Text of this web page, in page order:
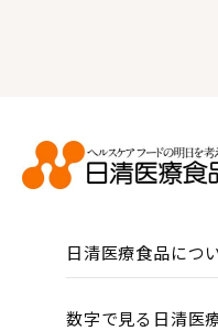
日清医療食品につ
数字で見る日清医